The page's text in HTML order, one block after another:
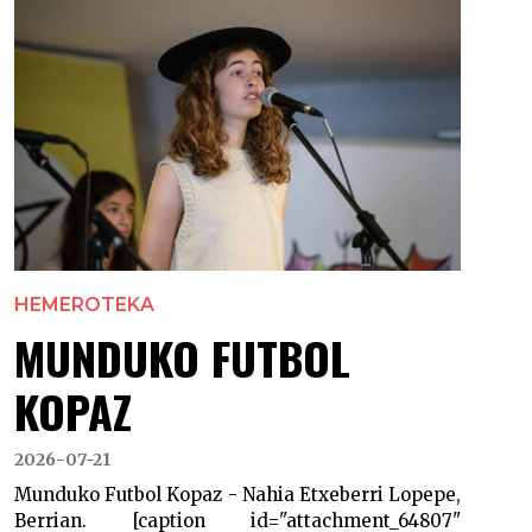
HEMEROTEKA
MUNDUKO FUTBOL
KOPAZ
2026-07-21
Munduko Futbol Kopaz - Nahia Etxeberri Lopepe,
Berrian. [caption id="attachment_64807"